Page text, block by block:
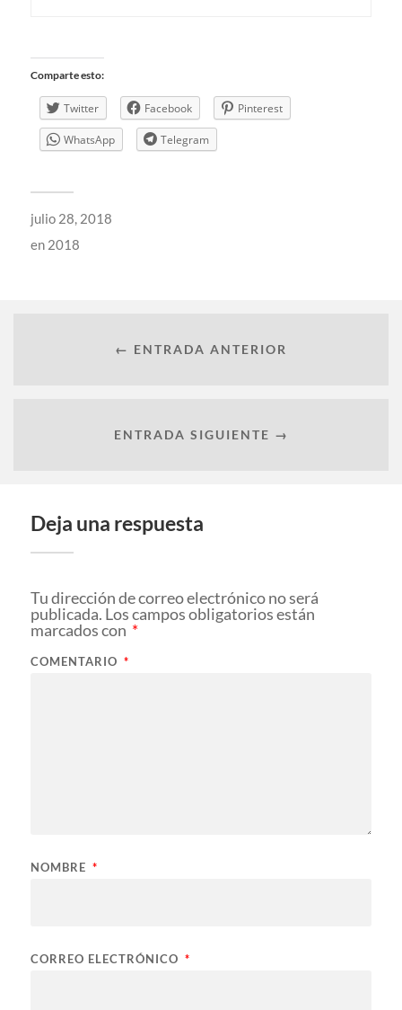
Comparte esto:
Twitter Facebook Pinterest
WhatsApp Telegram
julio 28, 2018
en 2018
← ENTRADA ANTERIOR
ENTRADA SIGUIENTE →
Deja una respuesta
Tu dirección de correo electrónico no será
publicada. Los campos obligatorios están
marcados con *
COMENTARIO *
NOMBRE *
CORREO ELECTRÓNICO *